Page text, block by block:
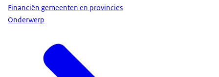
Financiën gemeenten en provincies
Onderwerp